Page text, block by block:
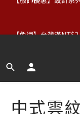
【服飾優惠】設計
【VIP福利】單
中式雲